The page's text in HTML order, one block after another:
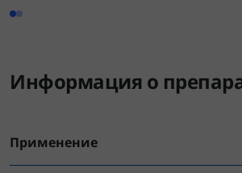
Информация о
Применение